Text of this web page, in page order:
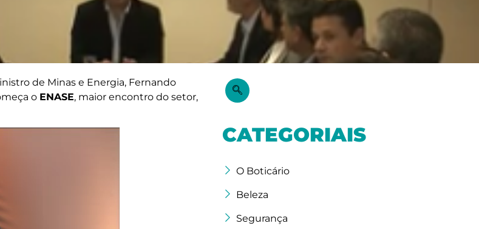
de Minas e Energia, Fernando
o ENASE, maior encontro do setor,
CATEGORIAIS
O Boticário
Beleza
Segurança